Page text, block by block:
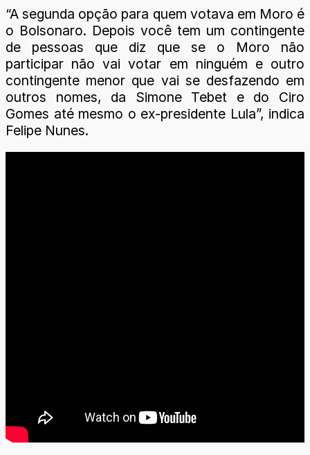
“A segunda opção para quem votava em Moro é
o Bolsonaro. Depois você tem um contingente
de pessoas que diz que se o Moro não
participar não vai votar em ninguém e outro
contingente menor que vai se desfazendo em
outros nomes, da Simone Tebet e do Ciro
Gomes até mesmo o ex-presidente Lula”, indica
Felipe Nunes.